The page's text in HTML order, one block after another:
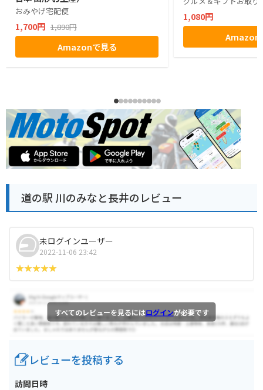
おみやげ宅配便
1,700円 1,890円
Amazonで見る
1,080円
Amazon
道の駅 川のみなと長井のレビュー
未ログインユーザー
2022-11-06 23:42
すべてのレビューを見るにはログインが必要です
レビューを投稿する
訪問日時